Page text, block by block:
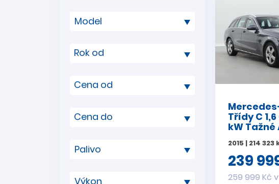
Rok od
Cena od
Cena do
Třídy C 1,6
kW
2015 | 214 323
239
259 999 Kč